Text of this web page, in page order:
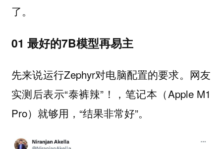
了。
01 最好的7B模型再易主
先来说运行Zephyr对电脑配置的要求。网友
实测后表示“泰裤辣”！，笔记本（Apple M1
Pro）就够用，“结果非常好”。